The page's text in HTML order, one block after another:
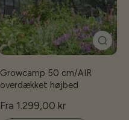
Growcamp 50 cm/AIR
overdækket højbed
Fra 1.299,00 kr